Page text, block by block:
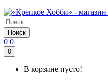
Поиск
0 0
0
В корзине пусто!